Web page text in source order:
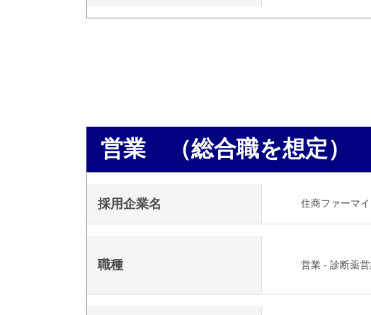
営業 （総合職を想定）
採用企業名 住商ファーマ
職種 営業 - 診断薬